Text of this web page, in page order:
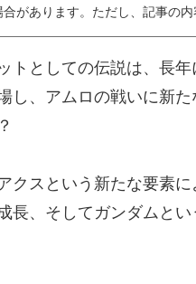
があります。ただし、記事の
トとしての伝説は、長
し、アムロの戦いに新
クスという新たな要素
長、そしてガンダムと